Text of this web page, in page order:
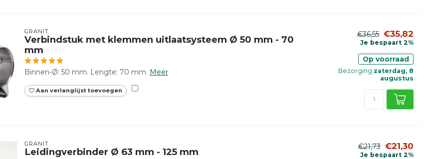
GRANIT
Verbindstuk met klemmen uitlaatsysteem Ø 50 mm - 70
mm
Binnen-Ø: 50 mm. Lengte: 70 mm. Meer
Aan verlanglijst toevoegen
€36,55 €35,82
Je bespaart 2%
Op voorraad
Bezorging zaterdag, 8
augustus
GRANIT
Leidingverbinder Ø 63 mm - 125 mm €21,73 €21,30
Je bespaart 2%